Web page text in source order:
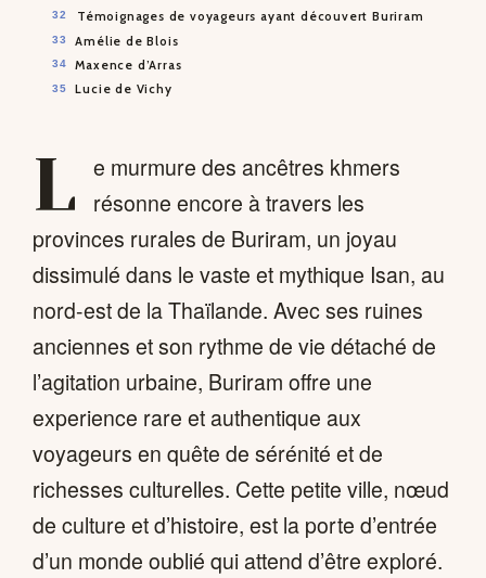
Témoignages de voyageurs ayant découvert Buriram
Amélie de Blois
Maxence d’Arras
Lucie de Vichy
L
e murmure des ancêtres khmers
résonne encore à travers les
provinces rurales de Buriram, un joyau
dissimulé dans le vaste et mythique Isan, au
nord-est de la Thaïlande. Avec ses ruines
anciennes et son rythme de vie détaché de
l’agitation urbaine, Buriram offre une
experience rare et authentique aux
voyageurs en quête de sérénité et de
richesses culturelles. Cette petite ville, nœud
de culture et d’histoire, est la porte d’entrée
d’un monde oublié qui attend d’être exploré.